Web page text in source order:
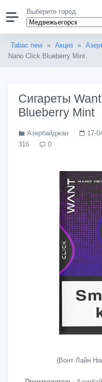
Выберите город:
Tabac new » Акциз »
Nano Click Blueberry Mint
Сигареты
Blueberry Mint
Азербайджан 17-
316
0
(Вонт Лайн